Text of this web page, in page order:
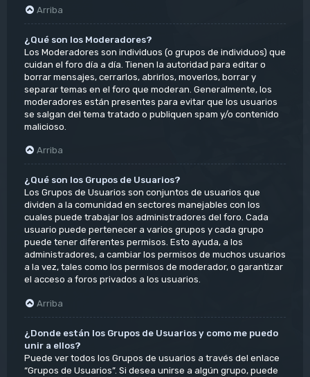
Arriba
¿Qué son los Moderadores?
Los Moderadores son individuos (o grupos de individuos) que
cuidan el foro día a día. Tienen la autoridad para editar o
borrar mensajes, cerrarlos, abrirlos, moverlos, borrar y
separar temas en el foro que moderan. Generalmente, los
moderadores están presentes para evitar que los usuarios
se salgan del tema tratado o publiquen spam y/o contenido
malicioso.
Arriba
¿Qué son los Grupos de Usuarios?
Los Grupos de Usuarios son conjuntos de usuarios que
dividen a la comunidad en sectores manejables con los
cuales puede trabajar los administradores del foro. Cada
usuario puede pertenecer a varios grupos y cada grupo
puede tener diferentes permisos. Esto ayuda, a los
administradores, a cambiar los permisos de muchos usuarios
a la vez, tales como los permisos de moderador, o garantizar
el acceso a foros privados a los usuarios.
Arriba
¿Donde están los Grupos de Usuarios y como me puedo
unir a ellos?
Puede ver todos los Grupos de usuarios a través del enlace
“Grupos de Usuarios”. Si desea unirse a algún grupo, puede